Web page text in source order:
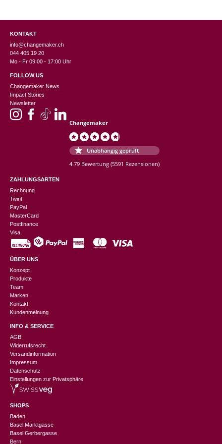
KONTAKT
info@changemaker.ch
044 405 19 20
Mo - Fr 09:00 - 17:00 Uhr
FOLLOW US
Changemaker News
Impact Stories
Newsletter
Changemaker
Unabhängig geprüft
4.79 Bewertung (5591 Rezensionen)
ZAHLUNGSARTEN
Rechnung
Twint
PayPal
MasterCard
Postfinance
Visa
ÜBER UNS
Konzept
Produkte
Team
Marken
Kontakt
Kundenmeinung
INFO & SERVICE
AGB
Widerrufsrecht
Versandinformation
Impressum
Datenschutz
Einstellungen zur Privatsphäre
SHOPS
Baden
Basel Marktgasse
Basel Gerbergasse
Bern